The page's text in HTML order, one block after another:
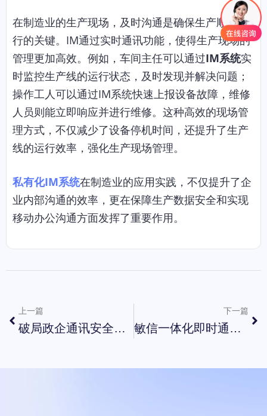
在制造业的生产现场，及时沟通是确保生产顺利进
行的关键。IM通过实时通讯功能，使得生产现场的
管理更加高效。例如，车间主任可以通过IM系统实
时监控生产线的运行状态，及时发现并解决问题；
操作工人可以通过IM系统快速上报设备故障，维修
人员则能立即响应并进行维修。这种高效的现场管
理方式，不仅减少了设备停机时间，还提升了生产
线的运行效率，强化生产现场管理。
私有化IM系统在制造业的应用实践，不仅提升了企
业内部沟通的效率，更在保障生产数据安全和实现
移动办公沟通方面发挥了重要作用。
上一篇
破局政企通讯安全困局：私有化部署下的即时通讯工具
下一篇
敏信一体化即时通讯破解企业协作效率困局